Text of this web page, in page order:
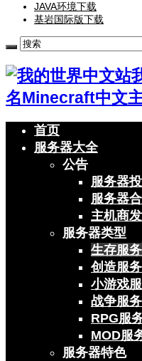
JAVA环境下载
基岩国际版下载
名Minecraft中文
首页
服务器大全
公告
服务器
服务器
主机商
服务器类型
生存服
创造服
小游戏
战争服
RPG服
MOD服
服务器特色